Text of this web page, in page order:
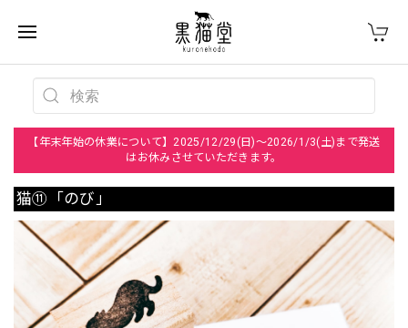
【年末年始の休業について】2025/12/29(日)～2026/1/3(土)まで発送
はお休みさせていただきます。
猫⑪「のび」